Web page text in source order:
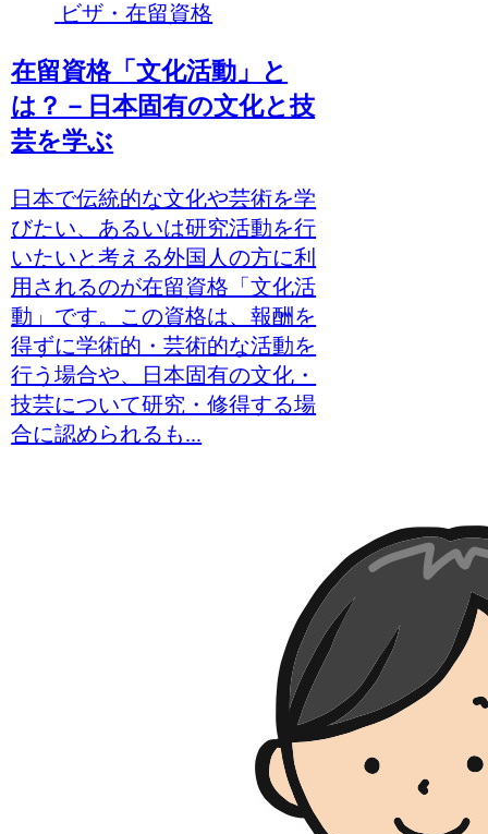
ビザ・在留資格
在留資格「文化活動」と
は？－日本固有の文化と技
芸を学ぶ
日本で伝統的な文化や芸術を学
びたい、あるいは研究活動を行
いたいと考える外国人の方に利
用されるのが在留資格「文化活
動」です。この資格は、報酬を
得ずに学術的・芸術的な活動を
行う場合や、日本固有の文化・
技芸について研究・修得する場
合に認められるも...